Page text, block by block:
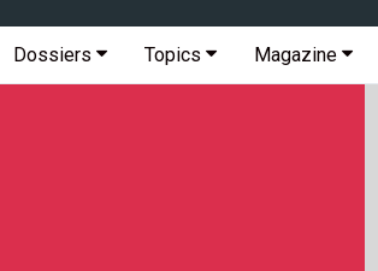
Dossiers Topics Magazine